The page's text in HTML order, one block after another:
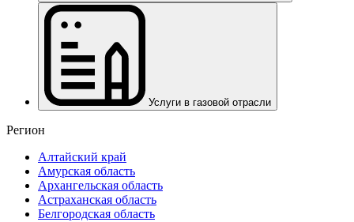
Услуги в газовой отрасли
Регион
Алтайский край
Амурская область
Архангельская область
Астраханская область
Белгородская область